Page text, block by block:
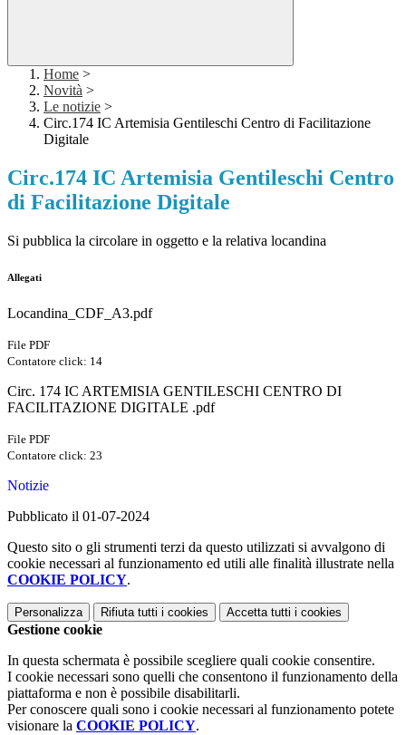
Home >
Novità >
Le notizie >
Circ.174 IC Artemisia Gentileschi Centro di Facilitazione
Digitale
Circ.174 IC Artemisia Gentileschi Centro
di Facilitazione Digitale
Si pubblica la circolare in oggetto e la relativa locandina
Allegati
Locandina_CDF_A3.pdf
File PDF
Contatore click: 14
Circ. 174 IC ARTEMISIA GENTILESCHI CENTRO DI
FACILITAZIONE DIGITALE .pdf
File PDF
Contatore click: 23
Notizie
Pubblicato il 01-07-2024
Questo sito o gli strumenti terzi da questo utilizzati si avvalgono di
cookie necessari al funzionamento ed utili alle finalità illustrate nella
COOKIE POLICY.
Personalizza Rifiuta tutti i cookies Accetta tutti i cookies
Gestione cookie
In questa schermata è possibile scegliere quali cookie consentire.
I cookie necessari sono quelli che consentono il funzionamento della
piattaforma e non è possibile disabilitarli.
Per conoscere quali sono i cookie necessari al funzionamento potete
visionare la COOKIE POLICY.